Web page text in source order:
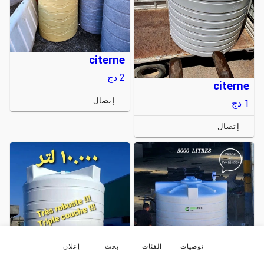
citerne
1 دج
إتصال
citerne
2 دج
إتصال
توصيات الفئات بحث إعلان